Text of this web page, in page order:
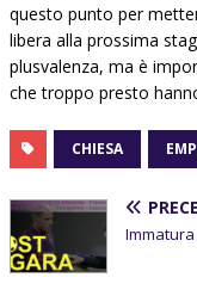
questo punto per
libera alla prossima
plusvalenza, ma è
che troppo presto
CHIESA
Immatura